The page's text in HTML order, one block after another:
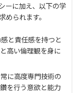
いて
ーに加え、以下の学
められます。
と責任感を持つと
高い倫理観を身に
に高度専門技術の
を行う意欲と能力